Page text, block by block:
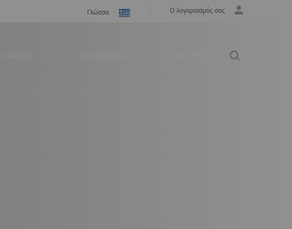
Γλώσσα Ο λογαριασμός σας